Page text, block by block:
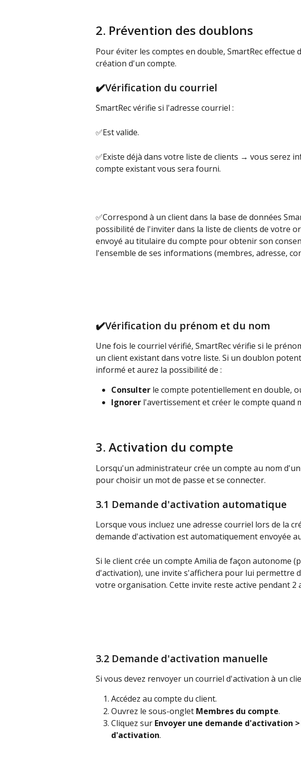
2. Prévention des doublons
Pour éviter les comptes en double, SmartRec effectue
création d'un compte.
✔️Vérification du courriel
SmartRec vérifie si l'adresse courriel :
✅Est valide.
✅Existe déjà dans votre liste de clients → vous serez
compte existant vous sera fourni.
✅Correspond à un client dans la base de données
possibilité de l'inviter dans la liste de clients de votre
envoyé au titulaire du compte pour obtenir son
l'ensemble de ses informations (membres, adresse,
✔️Vérification du prénom et du nom
Une fois le courriel vérifié, SmartRec vérifie si le
un client existant dans votre liste. Si un doublon
informé et aurez la possibilité de :
Consulter le compte potentiellement en double,
Ignorer l'avertissement et créer le compte quand
3. Activation du compte
Lorsqu'un administrateur crée un compte au nom
pour choisir un mot de passe et se connecter.
3.1 Demande d'activation automatique
Lorsque vous incluez une adresse courriel lors de la
demande d'activation est automatiquement envoyée
Si le client crée un compte Amilia de façon autonome
d'activation), une invite s'affichera pour lui permettre
votre organisation. Cette invite reste active pendant 2
3.2 Demande d'activation manuelle
Si vous devez renvoyer un courriel d'activation à un
Accédez au compte du client.
Ouvrez le sous-onglet Membres du compte.
Cliquez sur Envoyer une demande d'activation
d'activation.